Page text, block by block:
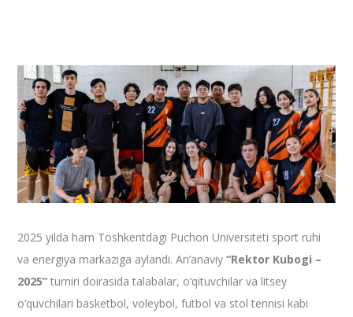
2025 yilda ham Toshkentdagi Puchon Universiteti sport ruhi
va energiya markaziga aylandi. An’anaviy“Rektor Kubogi –
2025” turniri doirasida talabalar, o‘qituvchilar va litsey
o‘quvchilari basketbol, voleybol, futbol va stol tennisi kabi